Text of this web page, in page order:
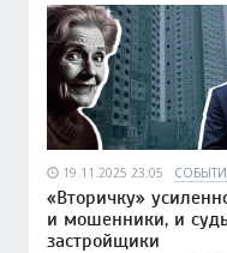
19.11.2025 23:05
«Вторичку»
и мошенники, и
застройщики